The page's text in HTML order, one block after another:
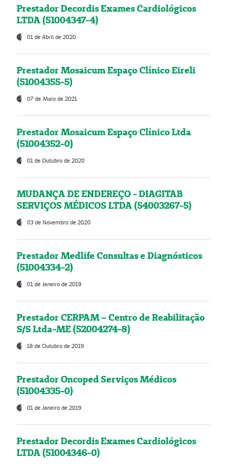
Prestador Decordis Exames Cardiológicos
LTDA (51004347-4)
01 de Abril de 2020
Prestador Mosaicum Espaço Clínico Eireli
(51004355-5)
07 de Maio de 2021
Prestador Mosaicum Espaço Clínico Ltda
(51004352-0)
01 de Outubro de 2020
MUDANÇA DE ENDEREÇO - DIAGITAB
SERVIÇOS MÉDICOS LTDA (54003267-5)
03 de Novembro de 2020
Prestador Medlife Consultas e Diagnósticos
(51004334-2)
01 de Janeiro de 2019
Prestador CERPAM – Centro de Reabilitação
S/S Ltda-ME (52004274-8)
18 de Outubro de 2019
Prestador Oncoped Serviços Médicos
(51004335-0)
01 de Janeiro de 2019
Prestador Decordis Exames Cardiológicos
LTDA (51004346-0)